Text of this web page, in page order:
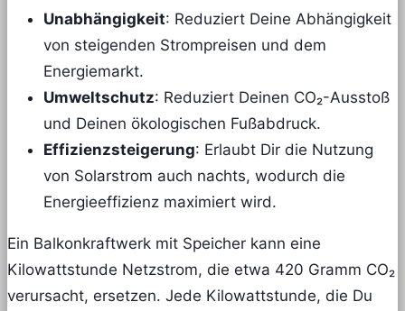
Unabhängigkeit: Reduziert Deine Abhängigkeit
von steigenden Strompreisen und dem
Energiemarkt.
Umweltschutz: Reduziert Deinen CO₂-Ausstoß
und Deinen ökologischen Fußabdruck.
Effizienzsteigerung: Erlaubt Dir die Nutzung
von Solarstrom auch nachts, wodurch die
Energieeffizienz maximiert wird.
Ein Balkonkraftwerk mit Speicher kann eine
Kilowattstunde Netzstrom, die etwa 420 Gramm CO₂
verursacht, ersetzen. Jede Kilowattstunde, die Du